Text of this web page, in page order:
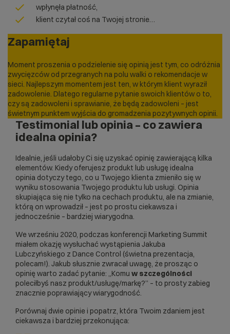
wpłynęła płatność,
klient czytał coś na Twojej stronie…
Zapamiętaj
Moment proszenia o podzielenie się opinią jest tym, co odróżnia
zwycięzców od przegranych na polu walki o rekomendacje w
sieci. Najlepszym momentem jest ten, w którym klient wyraził
zadowolenie. Dlatego regularne pytanie swoich klientów o to,
czy są zadowoleni i sprawianie, że będą zadowoleni – jest
świetnym punktem wyjścia do gromadzenia pozytywnych opinii.
Testimonial lub opinia – co zawiera
idealna opinia?
Idealnie, jeśli udałoby Ci się uzyskać opinię zawierającą kilka
elementów. Kiedy oferujesz produkt lub usługę idealna
opinia dotyczy tego, co u Twojego klienta zmieniło się w
wyniku stosowania Twojego produktu lub usługi. Opinia
skupiająca się nie tylko na cechach produktu, ale na zmianie,
którą on wprowadził – jest po prostu ciekawsza i
jednocześnie – bardziej wiarygodna.
We wrześniu 2020, podczas konferencji Marketing Summit
miałem okazję wysłuchać wystąpienia Jakuba
Lubczyńskiego z Dance Control (świetna prezentacja,
polecam!). Jakub słusznie zwracał uwagę, że prosząc o
opinię warto zadać pytanie: „Komu w szczególności
poleciłbyś nasz produkt/usługę/markę?” – to prosty zabieg
znacznie poprawiający wiarygodność.
Porównaj dwie opinie i popatrz, która Twoim zdaniem jest
ciekawsza i bardziej przekonująca: